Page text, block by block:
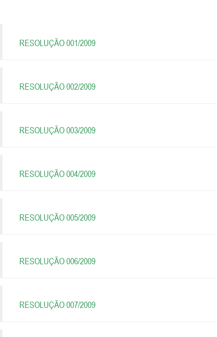
RESOLUÇÃO 001/2009
RESOLUÇÃO 002/2009
RESOLUÇÃO 003/2009
RESOLUÇÃO 004/2009
RESOLUÇÃO 005/2009
RESOLUÇÃO 006/2009
RESOLUÇÃO 007/2009